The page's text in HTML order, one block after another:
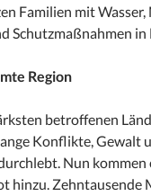
Familien mit Wasser,
Schutzmaßnahmen
Region
betroffenen
Konflikte, Gewalt
Nun
hinzu. Zehntausende